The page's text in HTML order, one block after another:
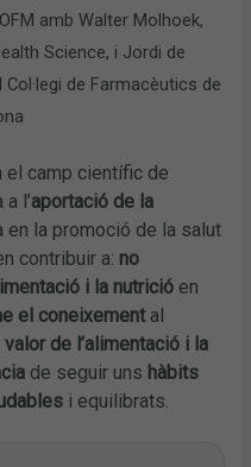
amb Walter Molhoek,
Science, i Jordi de
de Farmacèutics de
el camp científic de
l’aportació de la
en la promoció de la salut
contribuir a: no
i la nutrició en
el coneixemental
de l’alimentació i la
de seguir uns hàbits
i equilibrats.